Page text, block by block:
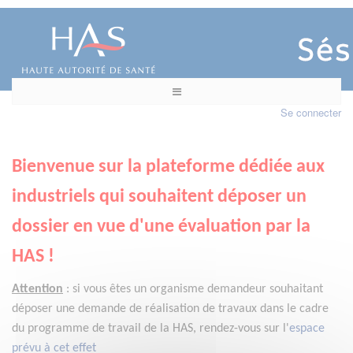
Se connecter
Bienvenue sur la plateforme dédiée aux
industriels qui souhaitent déposer un
dossier en vue d'une évaluation par la
HAS !
Attention : si vous êtes un organisme demandeur souhaitant
déposer une demande de réalisation de travaux dans le cadre
du programme de travail de la HAS, rendez-vous sur l'espace
prévu à cet effet